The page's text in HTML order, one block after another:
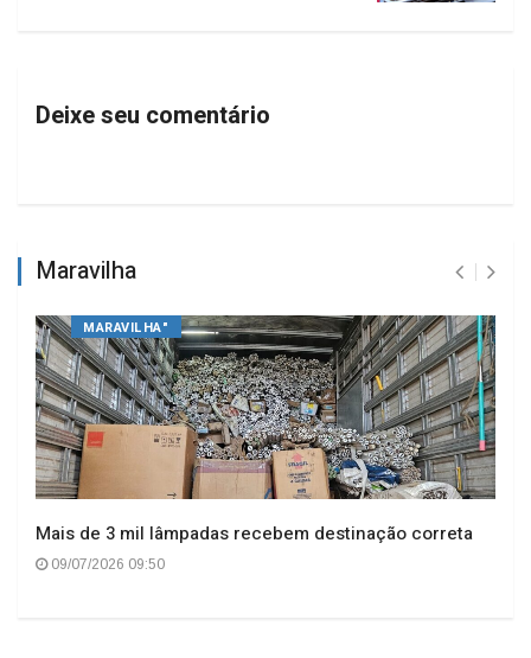
Deixe seu comentário
Maravilha
MARAVILHA"
Mais de 3 mil lâmpadas recebem destinação correta
09/07/2026 09:50